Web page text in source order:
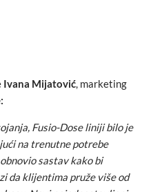
Ivana Mijatović, marketing
:
Fusio-Dose liniji bilo je
na trenutne potrebe
sastav kako bi
da klijentima pruže više od